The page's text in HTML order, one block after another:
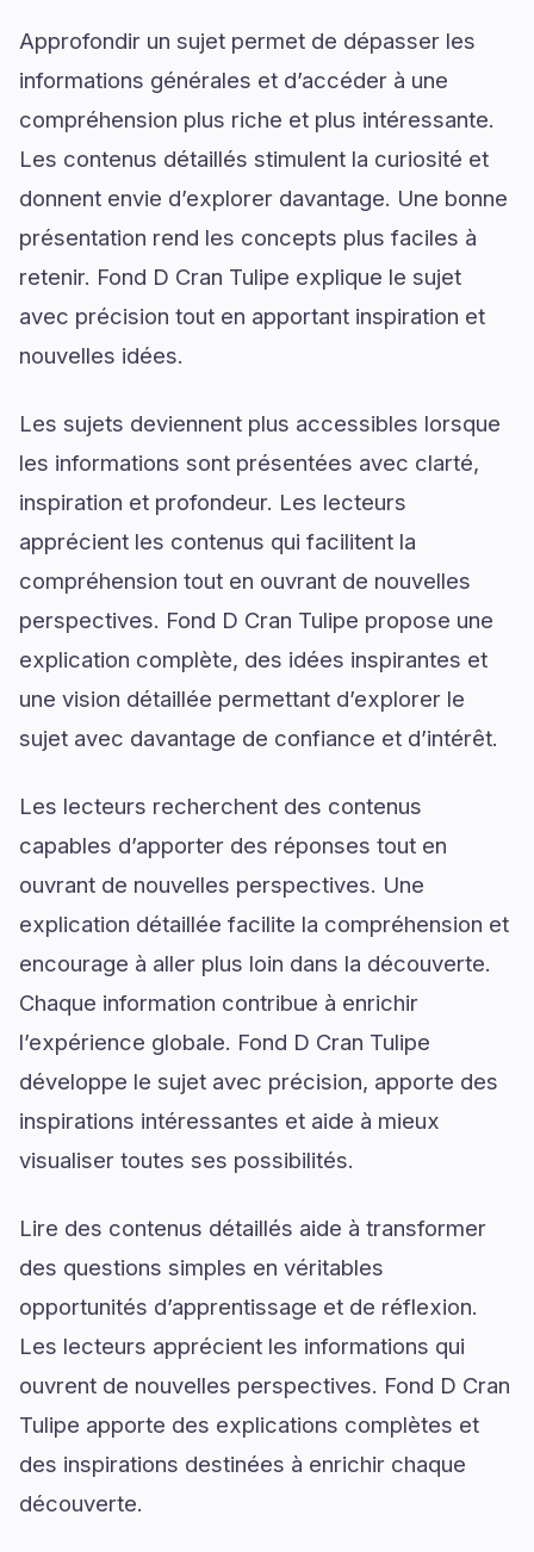
Approfondir un sujet permet de dépasser les
informations générales et d’accéder à une
compréhension plus riche et plus intéressante.
Les contenus détaillés stimulent la curiosité et
donnent envie d’explorer davantage. Une bonne
présentation rend les concepts plus faciles à
retenir. Fond D Cran Tulipe explique le sujet
avec précision tout en apportant inspiration et
nouvelles idées.
Les sujets deviennent plus accessibles lorsque
les informations sont présentées avec clarté,
inspiration et profondeur. Les lecteurs
apprécient les contenus qui facilitent la
compréhension tout en ouvrant de nouvelles
perspectives. Fond D Cran Tulipe propose une
explication complète, des idées inspirantes et
une vision détaillée permettant d’explorer le
sujet avec davantage de confiance et d’intérêt.
Les lecteurs recherchent des contenus
capables d’apporter des réponses tout en
ouvrant de nouvelles perspectives. Une
explication détaillée facilite la compréhension et
encourage à aller plus loin dans la découverte.
Chaque information contribue à enrichir
l’expérience globale. Fond D Cran Tulipe
développe le sujet avec précision, apporte des
inspirations intéressantes et aide à mieux
visualiser toutes ses possibilités.
Lire des contenus détaillés aide à transformer
des questions simples en véritables
opportunités d’apprentissage et de réflexion.
Les lecteurs apprécient les informations qui
ouvrent de nouvelles perspectives. Fond D Cran
Tulipe apporte des explications complètes et
des inspirations destinées à enrichir chaque
découverte.